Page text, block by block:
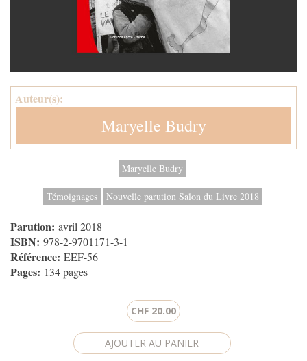
Auteur(s):
Maryelle Budry
Maryelle Budry
Témoignages Nouvelle parution Salon du Livre 2018
Parution: avril 2018
ISBN: 978-2-9701171-3-1
Référence: EEF-56
Pages: 134 pages
CHF 20.00